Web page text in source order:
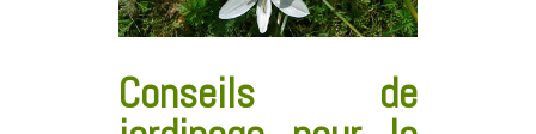
Conseils de